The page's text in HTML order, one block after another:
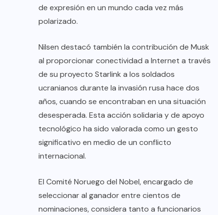
de expresión en un mundo cada vez más
polarizado.
Nilsen destacó también la contribución de Musk
al proporcionar conectividad a Internet a través
de su proyecto Starlink a los soldados
ucranianos durante la invasión rusa hace dos
años, cuando se encontraban en una situación
desesperada. Esta acción solidaria y de apoyo
tecnológico ha sido valorada como un gesto
significativo en medio de un conflicto
internacional.
El Comité Noruego del Nobel, encargado de
seleccionar al ganador entre cientos de
nominaciones, considera tanto a funcionarios